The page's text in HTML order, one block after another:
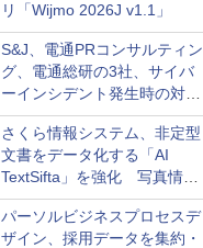
リ「Wijmo 2026J v1.1」
S&J、電通PRコンサルティン
グ、電通総研の3社、サイバ
ーインシデント発生時の対応
と危機管理広報を一体的に訓
練するプログラムを提供
さくら情報システム、非定型
文書をデータ化する「AI
TextSifta」を強化 写真情報
のデータ化などに対応
パーソルビジネスプロセスデ
ザイン、採用データを集約・